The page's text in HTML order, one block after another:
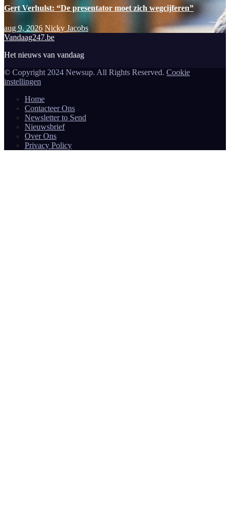
Gert Verhulst: “De presentator moet zich wegcijferen”
aug 9, 2026 Nicky Jacobs
Vandaag247.be
Het nieuws van vandaag
© Copyright 2024 Newsup. All Rights Reserved. Cookie
instellingen
Home
Contacteer Ons
Newsletter to Send
Nieuwsbrief
Over Ons
Privacy Policy